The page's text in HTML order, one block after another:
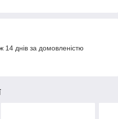
днів за домовленістю